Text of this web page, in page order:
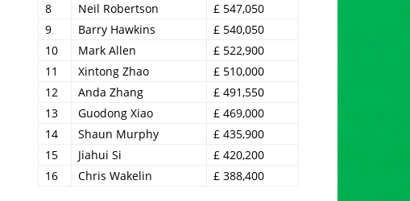
8
Neil Robertson
£ 547,050
9
Barry Hawkins
£ 540,050
10
Mark Allen
£ 522,900
11
Xintong Zhao
£ 510,000
12
Anda Zhang
£ 491,550
13
Guodong Xiao
£ 469,000
14
Shaun Murphy
£ 435,900
15
Jiahui Si
£ 420,200
16
Chris Wakelin £ 388,400